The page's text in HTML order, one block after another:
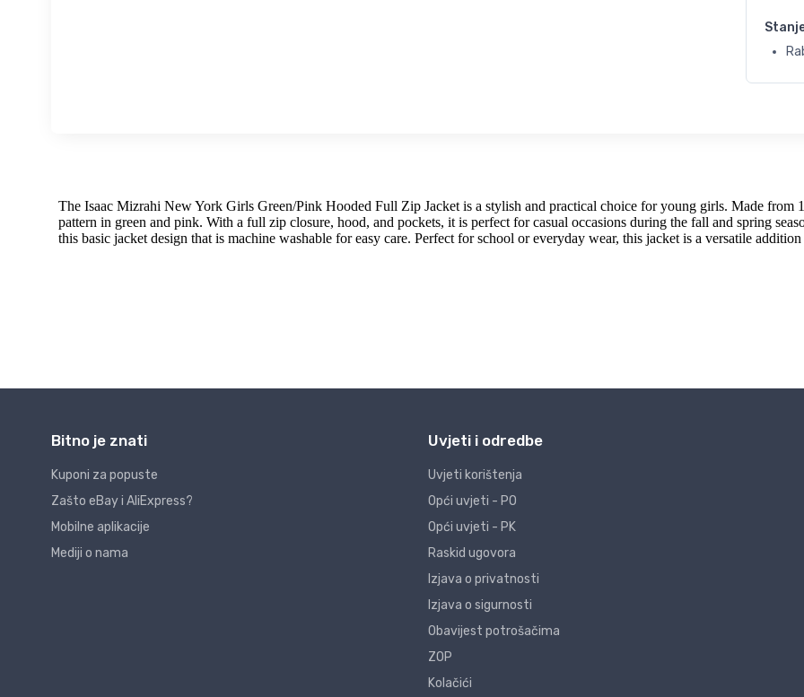
Bitno je znati
Kuponi za popuste
Zašto eBay i AliExpress?
Mobilne aplikacije
Mediji o nama
Uvjeti i odredbe
Uvjeti korištenja
Opći uvjeti - PO
Opći uvjeti - PK
Raskid ugovora
Izjava o privatnosti
Izjava o sigurnosti
Obavijest potrošačima
ZOP
Kolačići